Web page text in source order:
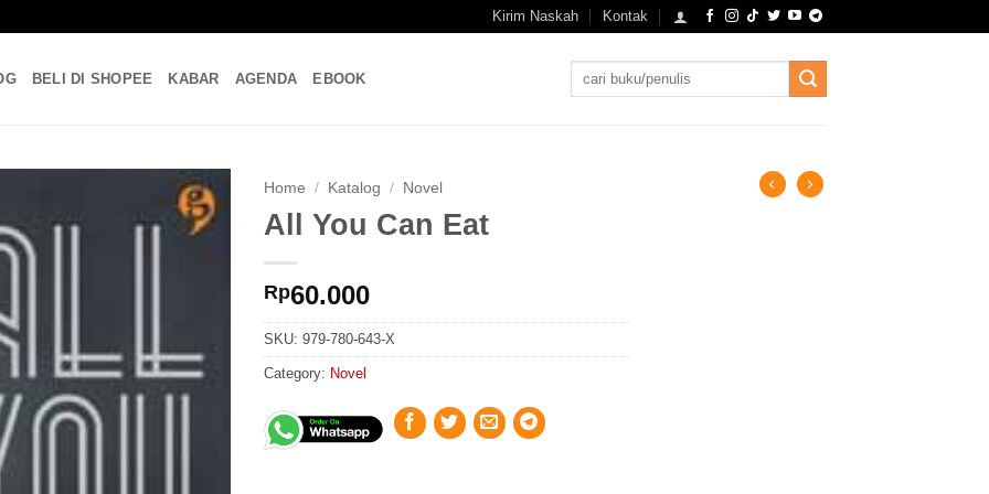
Kirim Naskah Kontak
BELI DI SHOPEE KABAR AGENDA EBOOK
Search
Home / Katalog / Novel
All You Can Eat
Rp60.000
SKU: 979-780-643-X
Category: Novel